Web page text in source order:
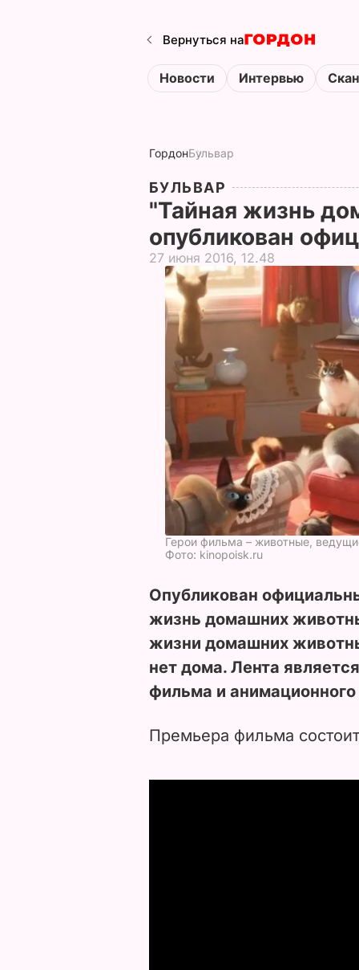
Вернуться на
Новости Интервью
ГордонБульвар
БУЛЬВАР
"Тайная жизнь
опубликован
27 июня 2016, 12.48
Герои фильма – животные,
Фото: kinopoisk.ru
Опубликован
жизнь домашних
жизни домашних
нет дома. Лента
фильма и анимационного
Премьера фильма